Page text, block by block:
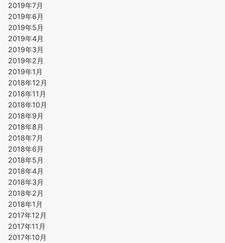
2019年7月
2019年6月
2019年5月
2019年4月
2019年3月
2019年2月
2019年1月
2018年12月
2018年11月
2018年10月
2018年9月
2018年8月
2018年7月
2018年6月
2018年5月
2018年4月
2018年3月
2018年2月
2018年1月
2017年12月
2017年11月
2017年10月